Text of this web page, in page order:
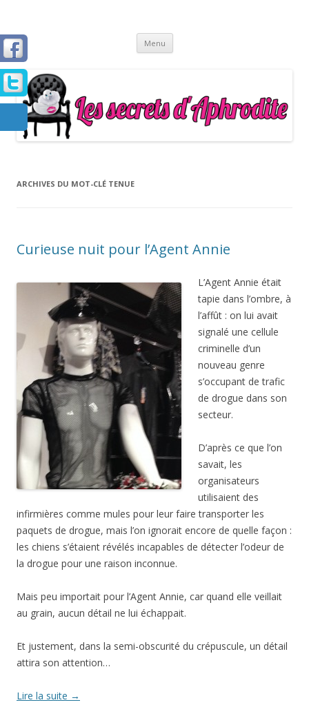
Menu Aller
contenu
ARCHIVES DU MOT-CLÉ TENUE
Curieuse nuit pour l’Agent Annie
L’Agent Annie était
tapie dans l’ombre, à
l’affût : on lui avait
signalé une cellule
criminelle d’un
nouveau genre
s’occupant de trafic
de drogue dans son
secteur.
D’après ce que l’on
savait, les
organisateurs
utilisaient des
infirmières comme mules pour leur faire transporter les
paquets de drogue, mais l’on ignorait encore de quelle façon :
les chiens s’étaient révélés incapables de détecter l’odeur de
la drogue pour une raison inconnue.
Mais peu importait pour l’Agent Annie, car quand elle veillait
au grain, aucun détail ne lui échappait.
Et justement, dans la semi-obscurité du crépuscule, un détail
attira son attention…
Lire la suite →